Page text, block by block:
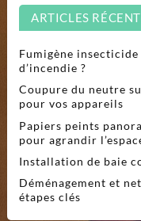
ARTICLES
Fumigène
d’incendie ?
Coupure du neutre
pour vos appareils
Papiers peints
pour agrandir
Installation de baie
Déménagement et
étapes clés